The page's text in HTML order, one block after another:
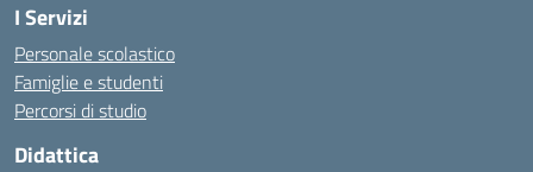
I Servizi
Personale scolastico
Famiglie e studenti
Percorsi di studio
Didattica